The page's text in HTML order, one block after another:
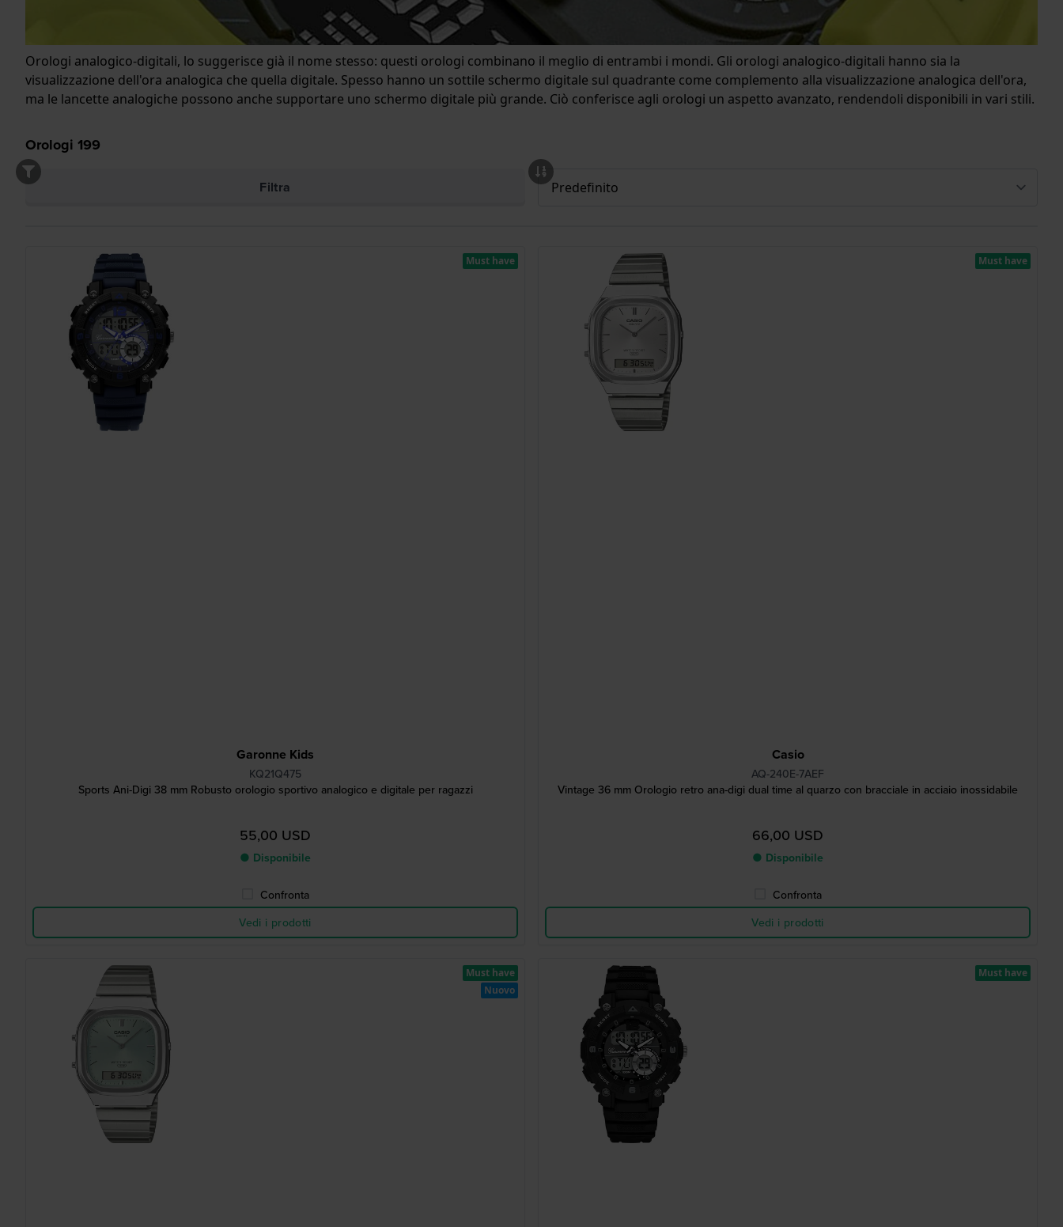
Orologi analogico-digitali, lo suggerisce già il nome stesso: questi orologi combinano il meglio di entrambi i mondi. Gli orologi analogico-digitali hanno sia la
visualizzazione dell'ora analogica che quella digitale. Spesso hanno un sottile schermo digitale sul quadrante come complemento alla visualizzazione analogica dell'ora,
ma le lancette analogiche possono anche supportare uno schermo digitale più grande. Ciò conferisce agli orologi un aspetto avanzato, rendendoli disponibili in vari stili.
Orologi 199
Filtra
Garonne Kids
KQ21Q475
Sports Ani-Digi 38 mm Robusto orologio sportivo analogico e digitale per ragazzi
55,00 USD
● Disponibile
Confronta
Vedi i prodotti
Must have
Casio
AQ-240E-7AEF
Vintage 36 mm Orologio retro ana-digi dual time al quarzo con bracciale in acciaio inossidabile
66,00 USD
● Disponibile
Confronta
Vedi i prodotti
Must have
Must have
Nuovo
Must have